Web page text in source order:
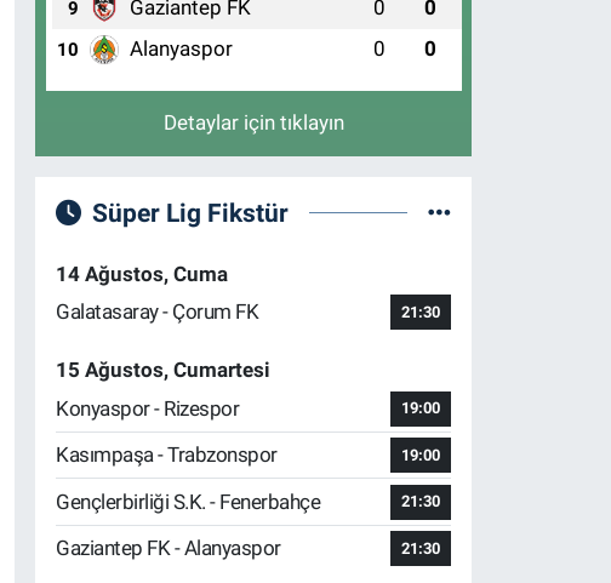
9 Gaziantep FK 0 0
10 Alanyaspor 0 0
Detaylar için tıklayın
Süper Lig Fikstür
14 Ağustos, Cuma
Galatasaray - Çorum FK
21:30
15 Ağustos, Cumartesi
Konyaspor - Rizespor
19:00
Kasımpaşa - Trabzonspor 19:00
Gençlerbirliği S.K. - Fenerbahçe 21:30
Gaziantep FK - Alanyaspor 21:30